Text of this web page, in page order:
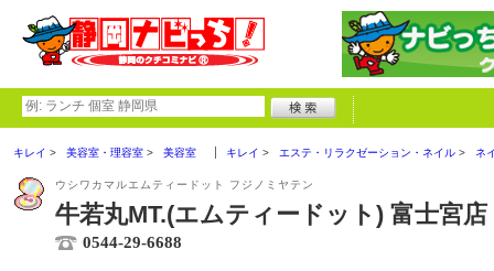
キレイ 美容室・理容室 美容室 キレイ エステ・リラクゼーション・ネイル ネ
ウシワカマルエムティードット フジノミヤテン
牛若丸MT.(エムティードット) 富士宮店
0544-29-6688